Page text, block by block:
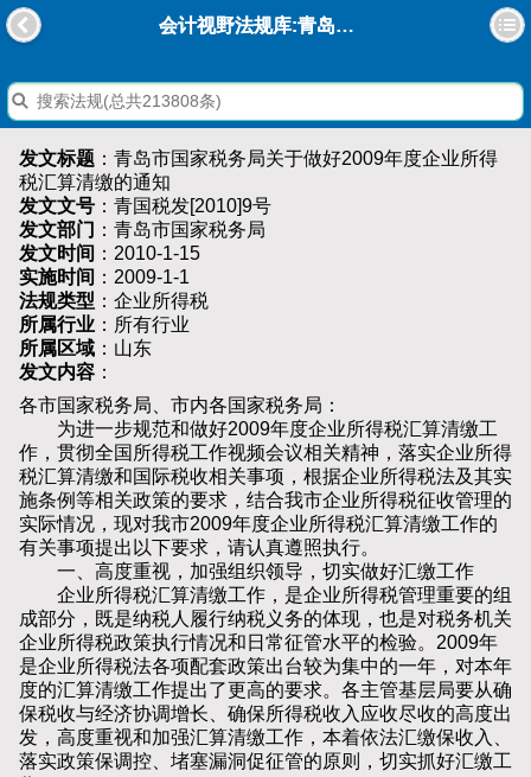
会计视野法规库:青岛市国家税务局关于做好2009年度企业所得税汇算清缴的通知
发文标题 ：青岛市国家税务局关于做好2009年度企业所得
税汇算清缴的通知
发文文号 ：青国税发[2010]9号
发文部门 ：青岛市国家税务局
发文时间 ：2010-1-15
实施时间 ：2009-1-1
法规类型 ：企业所得税
所属行业 ：所有行业
所属区域 ：山东
发文内容 ：
各市国家税务局、市内各国家税务局：
为进一步规范和做好2009年度企业所得税汇算清缴工
作，贯彻全国所得税工作视频会议相关精神，落实企业所得
税汇算清缴和国际税收相关事项，根据企业所得税法及其实
施条例等相关政策的要求，结合我市企业所得税征收管理的
实际情况，现对我市2009年度企业所得税汇算清缴工作的
有关事项提出以下要求，请认真遵照执行。
一、高度重视，加强组织领导，切实做好汇缴工作
企业所得税汇算清缴工作，是企业所得税管理重要的组
成部分，既是纳税人履行纳税义务的体现，也是对税务机关
企业所得税政策执行情况和日常征管水平的检验。2009年
是企业所得税法各项配套政策出台较为集中的一年，对本年
度的汇算清缴工作提出了更高的要求。各主管基层局要从确
保税收与经济协调增长、确保所得税收入应收尽收的高度出
发，高度重视和加强汇算清缴工作，本着依法汇缴保收入、
落实政策保调控、堵塞漏洞促征管的原则，切实抓好汇缴工